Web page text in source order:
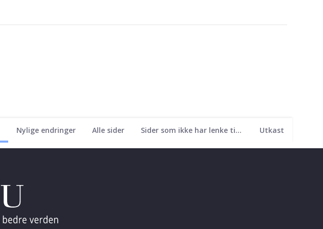
Nylige endringer Alle sider Sider som ikke har lenke til seg Utkast